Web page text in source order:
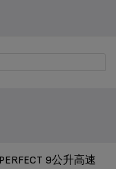
9公升高速